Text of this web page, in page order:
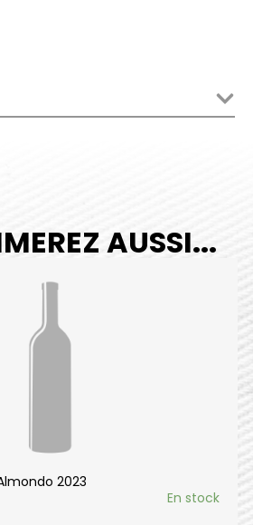
AUSSI...
2023
En stock